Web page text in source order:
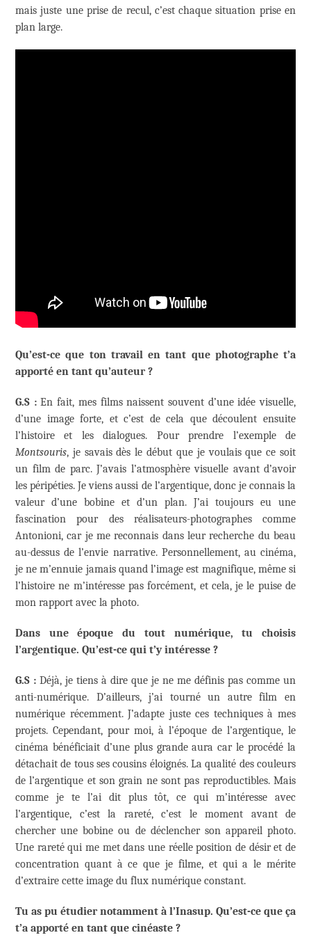
mais juste une prise de recul, c’est chaque situation prise en
plan large.
Qu’est-ce que ton travail en tant que photographe t’a
apporté en tant qu’auteur ?
G.S :En fait, mes films naissent souvent d’une idée visuelle,
d’une image forte, et c’est de cela que découlent ensuite
l’histoire et les dialogues. Pour prendre l’exemple de
Montsouris, je savais dès le début que je voulais que ce soit
un film de parc. J’avais l’atmosphère visuelle avant d’avoir
les péripéties. Je viens aussi de l’argentique, donc je connais la
valeur d’une bobine et d’un plan. J’ai toujours eu une
fascination pour des réalisateurs-photographes comme
Antonioni, car je me reconnais dans leur recherche du beau
au-dessus de l’envie narrative. Personnellement, au cinéma,
je ne m’ennuie jamais quand l’image est magnifique, même si
l’histoire ne m’intéresse pas forcément, et cela, je le puise de
mon rapport avec la photo.
Dans une époque du tout numérique, tu choisis
l’argentique. Qu’est-ce qui t’y intéresse ?
G.S : Déjà, je tiens à dire que je ne me définis pas comme un
anti-numérique. D’ailleurs, j’ai tourné un autre film en
numérique récemment. J’adapte juste ces techniques à mes
projets. Cependant, pour moi, à l’époque de l’argentique, le
cinéma bénéficiait d’une plus grande aura car le procédé la
détachait de tous ses cousins éloignés. La qualité des couleurs
de l’argentique et son grain ne sont pas reproductibles. Mais
comme je te l’ai dit plus tôt, ce qui m’intéresse avec
l’argentique, c’est la rareté, c’est le moment avant de
chercher une bobine ou de déclencher son appareil photo.
Une rareté qui me met dans une réelle position de désir et de
concentration quant à ce que je filme, et qui a le mérite
d’extraire cette image du flux numérique constant.
Tu as pu étudier notamment à l’Inasup. Qu’est-ce que ça
t’a apporté en tant que cinéaste ?